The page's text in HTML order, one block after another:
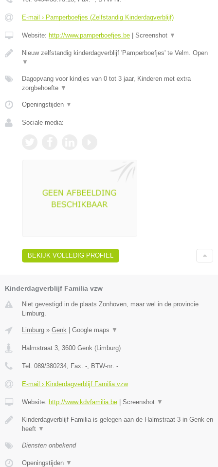
E-mail › Pamperboefjes (Zelfstandig Kinderdagverblijf)
Website: http://www.pamperboefjes.be Screenshot ▼
Nieuw zelfstandig kinderdagverblijf 'Pamperboefjes' te Velm. Open
▼
Dagopvang voor kindjes van 0 tot 3 jaar, Kinderen met extra
zorgbehoefte ▼
Openingstijden ▼
Sociale media:
BEKIJK VOLLEDIG PROFIEL
Kinderdagverblijf Familia vzw
Niet gevestigd in de plaats Zonhoven, maar wel in de provincie
Limburg.
Limburg » Genk Google maps ▼
Halmstraat 3 3600 Genk ( Limburg)
Tel: 089/380234 , Fax: - , BTW-nr: -
E-mail › Kinderdagverblijf Familia vzw
Website: http://www.kdvfamilia.be Screenshot ▼
Kinderdagverblijf Familia is gelegen aan de Halmstraat 3 in Genk en
heeft ▼
Diensten onbekend
Openingstijden ▼